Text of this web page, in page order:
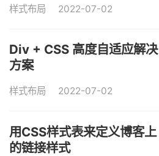
样式布局 2022-07-02
Div + CSS 高度自适应解决
方案
样式布局 2022-07-02
用CSS样式表来定义博客上
的链接样式